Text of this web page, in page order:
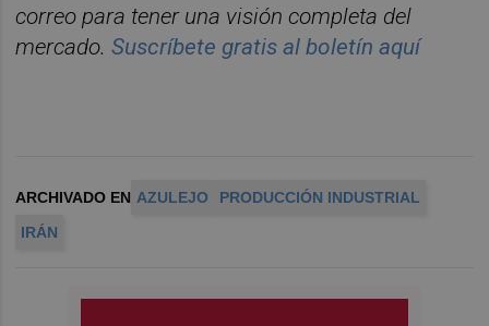
correo para tener una visión completa del
mercado. Suscríbete gratis alboletín aquí
ARCHIVADO EN AZULEJO
PRODUCCIÓN INDUSTRIAL
IRÁN